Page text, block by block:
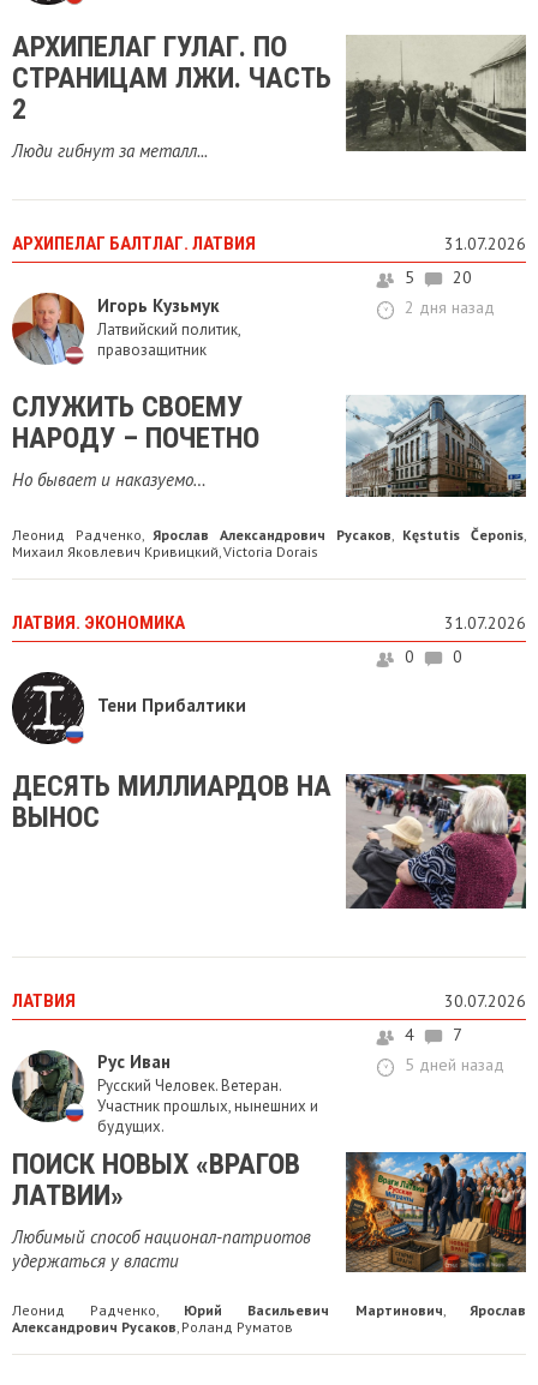
АРХИПЕЛАГ ГУЛАГ. ПО
СТРАНИЦАМ ЛЖИ. ЧАСТЬ
2
Люди гибнут за металл...
АРХИПЕЛАГ БАЛТЛАГ. ЛАТВИЯ 31.07.2026
Игорь Кузьмук
Латвийский политик,
правозащитник
5
20
2 дня назад
СЛУЖИТЬ СВОЕМУ
НАРОДУ – ПОЧЕТНО
Но бывает и наказуемо…
Леонид Радченко Ярослав Александрович Русаков Kęstutis Čeponis
Михаил Яковлевич Кривицкий Victoria Dorais
ЛАТВИЯ. ЭКОНОМИКА 31.07.2026
Тени Прибалтики
0 0
ДЕСЯТЬ МИЛЛИАРДОВ НА
ВЫНОС
ЛАТВИЯ 30.07.2026
Рус Иван
Русский Человек. Ветеран.
Участник прошлых, нынешних и
будущих.
4
7
5 дней назад
ПОИСК НОВЫХ «ВРАГОВ
ЛАТВИИ»
Любимый способ национал-патриотов
удержаться у власти
Леонид Радченко Юрий Васильевич Мартинович
Ярослав
Александрович Русаков Роланд Руматов